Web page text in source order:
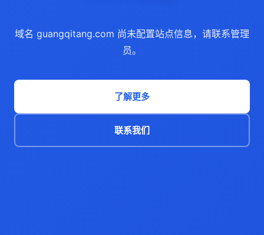
域名 guangqitang.com 尚未配置站点信息，请联系管理
员。
了解更多
联系我们